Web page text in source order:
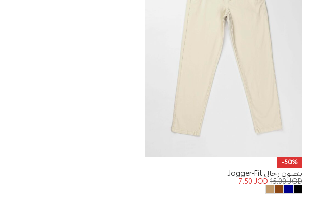
-50%
بنطلون رجالي Jogger-Fit
15.00JOD
7.50JOD